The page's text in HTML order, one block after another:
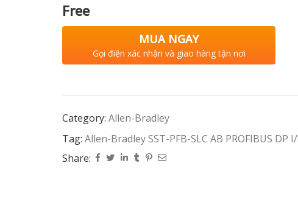
Free
MUA NGAY
Gọi điện xác nhận và giao hàng tận nơi
Category: Allen-Bradley
Tag: Allen-Bradley SST-PFB-SLC AB PROFIBUS DP I/
Share: